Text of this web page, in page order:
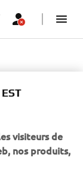
maintenance
and
visiteurs de
nos produits,